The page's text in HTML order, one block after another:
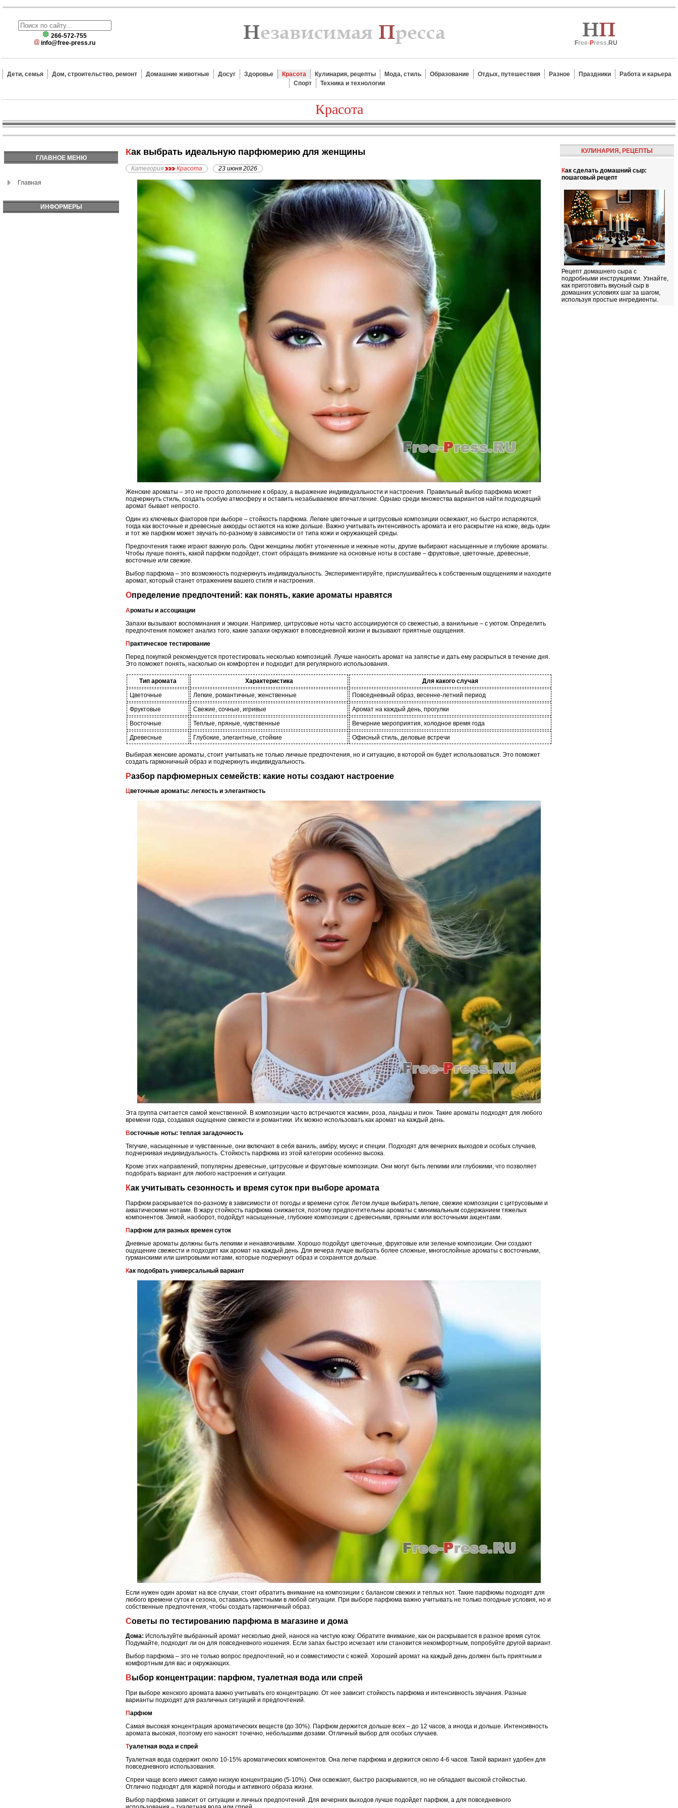
266-572-755
info@free-press.ru
Free-Press.RU
Дети, семья Дом, строительство, ремонт Домашние животные Досуг Здоровье Красота Кулинария, рецепты Мода, стиль Образование Отдых, путешествия Разное Праздники
Работа и карьера
Спорт
Техника и технологии
Красота
ГЛАВНОЕ МЕНЮ
Главная
ИНФОРМЕРЫ
Как выбрать идеальную парфюмерию для женщины
Категория Красота 23 июня 2026
Женские ароматы – это не просто дополнение к образу, а выражение индивидуальности и настроения. Правильный выбор парфюма может
подчеркнуть стиль, создать особую атмосферу и оставить незабываемое впечатление. Однако среди множества вариантов найти подходящий
аромат бывает непросто.
Один из ключевых факторов при выборе – стойкость парфюма. Легкие цветочные и цитрусовые композиции освежают, но быстро испаряются,
тогда как восточные и древесные аккорды остаются на коже дольше. Важно учитывать интенсивность аромата и его раскрытие на коже, ведь один
и тот же парфюм может звучать по-разному в зависимости от типа кожи и окружающей среды.
Предпочтения также играют важную роль. Одни женщины любят утонченные и нежные ноты, другие выбирают насыщенные и глубокие ароматы.
Чтобы лучше понять, какой парфюм подойдет, стоит обращать внимание на основные ноты в составе – фруктовые, цветочные, древесные,
восточные или свежие.
Выбор парфюма – это возможность подчеркнуть индивидуальность. Экспериментируйте, прислушивайтесь к собственным ощущениям и находите
аромат, который станет отражением вашего стиля и настроения.
Определение предпочтений: как понять, какие ароматы нравятся
Ароматы и ассоциации
Запахи вызывают воспоминания и эмоции. Например, цитрусовые ноты часто ассоциируются со свежестью, а ванильные – с уютом. Определить
предпочтения поможет анализ того, какие запахи окружают в повседневной жизни и вызывают приятные ощущения.
Практическое тестирование
Перед покупкой рекомендуется протестировать несколько композиций. Лучше наносить аромат на запястье и дать ему раскрыться в течение дня.
Это поможет понять, насколько он комфортен и подходит для регулярного использования.
Тип аромата Характеристика
Для какого случая
Цветочные
Легкие, романтичные, женственные
Повседневный образ, весенне-летний период
Фруктовые
Свежие, сочные, игривые
Аромат на каждый день, прогулки
Восточные
Теплые, пряные, чувственные
Вечерние мероприятия, холодное время года
Древесные
Глубокие, элегантные, стойкие Офисный стиль, деловые встречи
Выбирая женские ароматы, стоит учитывать не только личные предпочтения, но и ситуацию, в которой он будет использоваться. Это поможет
создать гармоничный образ и подчеркнуть индивидуальность.
Разбор парфюмерных семейств: какие ноты создают настроение
Цветочные ароматы: легкость и элегантность
Эта группа считается самой женственной. В композиции часто встречаются жасмин, роза, ландыш и пион. Такие ароматы подходят для любого
времени года, создавая ощущение свежести и романтики. Их можно использовать как аромат на каждый день.
Восточные ноты: теплая загадочность
Тягучие, насыщенные и чувственные, они включают в себя ваниль, амбру, мускус и специи. Подходят для вечерних выходов и особых случаев,
подчеркивая индивидуальность. Стойкость парфюма из этой категории особенно высока.
Кроме этих направлений, популярны древесные, цитрусовые и фруктовые композиции. Они могут быть легкими или глубокими, что позволяет
подобрать вариант для любого настроения и ситуации.
Как учитывать сезонность и время суток при выборе аромата
Парфюм раскрывается по-разному в зависимости от погоды и времени суток. Летом лучше выбирать легкие, свежие композиции с цитрусовыми и
акватическими нотами. В жару стойкость парфюма снижается, поэтому предпочтительны ароматы с минимальным содержанием тяжелых
компонентов. Зимой, наоборот, подойдут насыщенные, глубокие композиции с древесными, пряными или восточными акцентами.
Парфюм для разных времен суток
Дневные ароматы должны быть легкими и ненавязчивыми. Хорошо подойдут цветочные, фруктовые или зеленые композиции. Они создают
ощущение свежести и подходят как аромат на каждый день. Для вечера лучше выбрать более сложные, многослойные ароматы с восточными,
гурманскими или шипровыми нотами, которые подчеркнут образ и сохранятся дольше.
Как подобрать универсальный вариант
Если нужен один аромат на все случаи, стоит обратить внимание на композиции с балансом свежих и теплых нот. Такие парфюмы подходят для
любого времени суток и сезона, оставаясь уместными в любой ситуации. При выборе парфюма важно учитывать не только погодные условия, но и
собственные предпочтения, чтобы создать гармоничный образ.
Советы по тестированию парфюма в магазине и дома
Дома: Используйте выбранный аромат несколько дней, нанося на чистую кожу. Обратите внимание, как он раскрывается в разное время суток.
Подумайте, подходит ли он для повседневного ношения. Если запах быстро исчезает или становится некомфортным, попробуйте другой вариант.
Выбор парфюма – это не только вопрос предпочтений, но и совместимости с кожей. Хороший аромат на каждый день должен быть приятным и
комфортным для вас и окружающих.
Выбор концентрации: парфюм, туалетная вода или спрей
При выборе женского аромата важно учитывать его концентрацию. От нее зависит стойкость парфюма и интенсивность звучания. Разные
варианты подходят для различных ситуаций и предпочтений.
Парфюм
Самая высокая концентрация ароматических веществ (до 30%). Парфюм держится дольше всех – до 12 часов, а иногда и дольше. Интенсивность
аромата высокая, поэтому его наносят точечно, небольшими дозами. Отличный выбор для особых случаев.
Туалетная вода и спрей
Туалетная вода содержит около 10-15% ароматических компонентов. Она легче парфюма и держится около 4-6 часов. Такой вариант удобен для
повседневного использования.
Спреи чаще всего имеют самую низкую концентрацию (5-10%). Они освежают, быстро раскрываются, но не обладают высокой стойкостью.
Отлично подходят для жаркой погоды и активного образа жизни.
Выбор парфюма зависит от ситуации и личных предпочтений. Для вечерних выходов лучше подойдет парфюм, а для повседневного
КУЛИНАРИЯ, РЕЦЕПТЫ
Как сделать домашний сыр:
пошаговый рецепт
Рецепт домашнего сыра с
подробными инструкциями. Узнайте,
как приготовить вкусный сыр в
домашних условиях шаг за шагом,
используя простые ингредиенты.